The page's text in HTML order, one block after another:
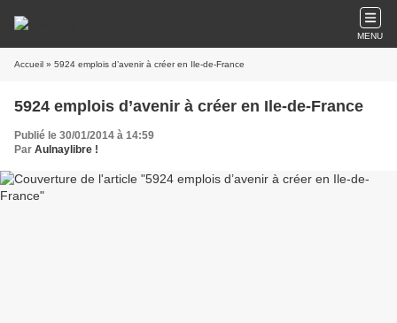
MENU
Accueil » 5924 emplois d’avenir à créer en Ile-de-France
5924 emplois d’avenir à créer en Ile-de-France
Publié le 30/01/2014 à 14:59
Par Aulnaylibre !